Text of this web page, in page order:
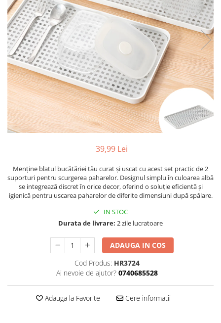
Ustensile
39,99 Lei
Menține blatul bucătăriei tău curat și uscat cu acest set practic de 2
suporturi pentru scurgerea paharelor. Designul simplu în culoarea albă
se integrează discret în orice decor, oferind o soluție eficientă și
igienică pentru uscarea paharelor de diferite dimensiuni după spălare.
IN STOC
Durata de livrare: 2 zile lucratoare
ADAUGA IN COS
Cod Produs: HR3724
Ai nevoie de ajutor? 0740685528
Adauga la Favorite Cere informatii